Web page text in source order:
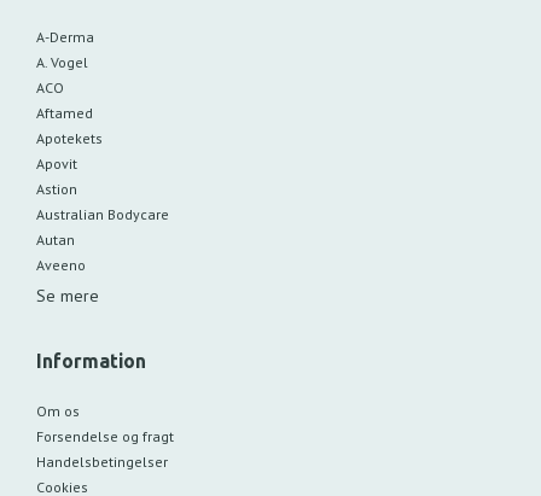
A-Derma
A. Vogel
ACO
Aftamed
Apotekets
Apovit
Astion
Australian Bodycare
Autan
Aveeno
Se mere
Information
Om os
Forsendelse og fragt
Handelsbetingelser
Cookies